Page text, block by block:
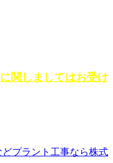
関しましてはお受け